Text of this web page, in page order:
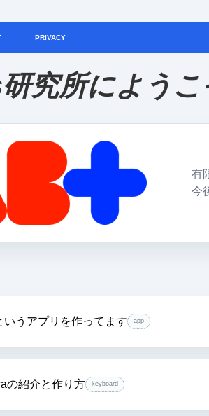
PRIVACY
究所にようこ
有
今
いうアプリを作ってます app
の紹介と作り方 keyboard